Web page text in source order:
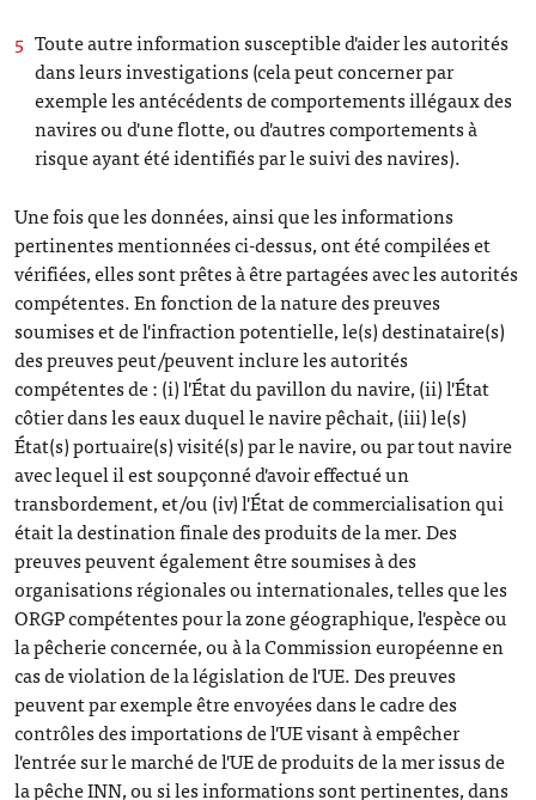
Toute autre information susceptible d'aider les autorités
dans leurs investigations (cela peut concerner par
exemple les antécédents de comportements illégaux des
navires ou d'une flotte, ou d'autres comportements à
risque ayant été identifiés par le suivi des navires).
Une fois que les données, ainsi que les informations
pertinentes mentionnées ci-dessus, ont été compilées et
vérifiées, elles sont prêtes à être partagées avec les autorités
compétentes. En fonction de la nature des preuves
soumises et de l'infraction potentielle, le(s) destinataire(s)
des preuves peut/peuvent inclure les autorités
compétentes de : (i) l'État du pavillon du navire, (ii) l'État
côtier dans les eaux duquel le navire pêchait, (iii) le(s)
État(s) portuaire(s) visité(s) par le navire, ou par tout navire
avec lequel il est soupçonné d'avoir effectué un
transbordement, et/ou (iv) l'État de commercialisation qui
était la destination finale des produits de la mer. Des
preuves peuvent également être soumises à des
organisations régionales ou internationales, telles que les
ORGP compétentes pour la zone géographique, l'espèce ou
la pêcherie concernée, ou à la Commission européenne en
cas de violation de la législation de l'UE. Des preuves
peuvent par exemple être envoyées dans le cadre des
contrôles des importations de l'UE visant à empêcher
l'entrée sur le marché de l'UE de produits de la mer issus de
la pêche INN, ou si les informations sont pertinentes, dans